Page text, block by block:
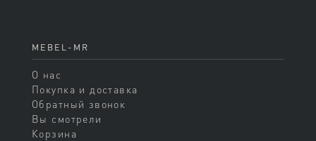
MEBEL-MR
О нас
Покупка и доставка
Обратный звонок
Вы смотрели
Корзина